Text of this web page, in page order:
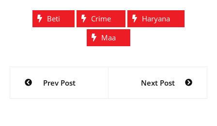
Beti Crime
Haryana
Maa
Post
navigation
Prev Post Next Post